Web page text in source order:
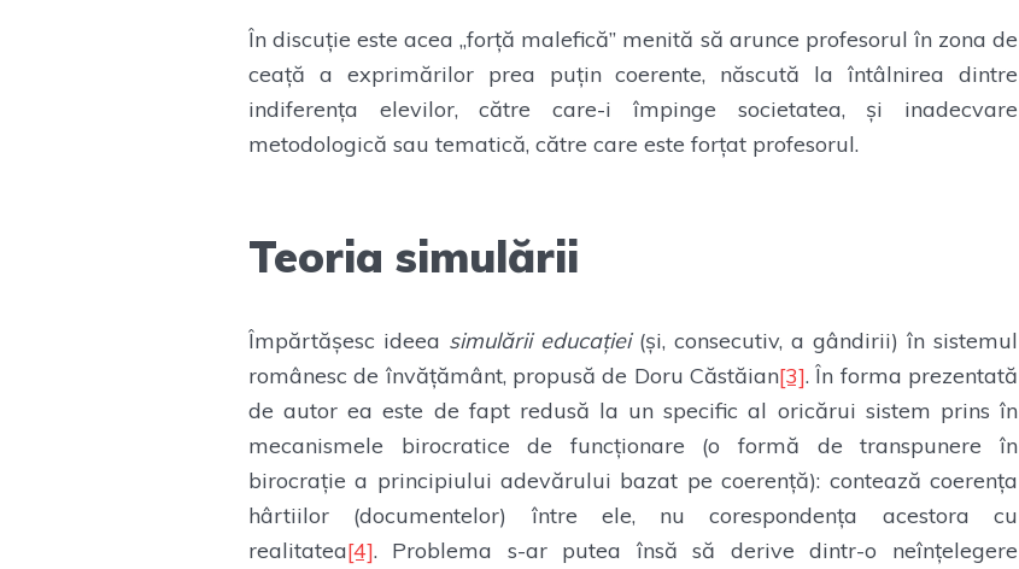
În discuție este acea „forță malefică” menită să arunce profesorul în zona de
ceață a exprimărilor prea puțin coerente, născută la întâlnirea dintre
indiferența elevilor, către care-i împinge societatea, și inadecvare
metodologică sau tematică, către care este forțat profesorul.
Teoria simulării
Împărtășesc ideea simulării educației(și, consecutiv, a gândirii) în sistemul
românesc de învățământ, propusă de Doru Căstăian[3]. În forma prezentată
de autor ea este de fapt redusă la un specific al oricărui sistem prins în
mecanismele birocratice de funcționare (o formă de transpunere în
birocrație a principiului adevărului bazat pe coerență): contează coerența
hârtiilor (documentelor) între ele, nu corespondența acestora cu
realitatea[4]. Problema s-ar putea însă să derive dintr-o neînțelegere